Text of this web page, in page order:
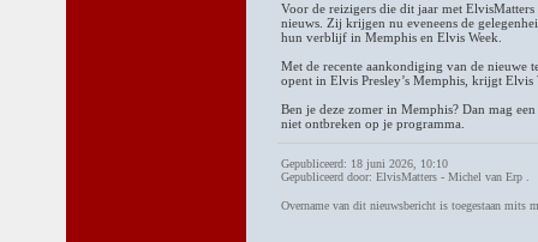
Voor de reizigers die dit jaar met
nieuws. Zij krijgen nu eveneens de
hun verblijf in Memphis en Elvis Week.
Met de recente aankondiging van de nieuwe
opent in Elvis Presley’s Memphis, krijgt
Ben je deze zomer in Memphis? Dan mag
niet ontbreken op je programma.
Gepubliceerd: 18 juni 2026, 10:10
Gepubliceerd door: ElvisMatters - Michel van Erp .
Overname van dit nieuwsbericht is toegestaan mits